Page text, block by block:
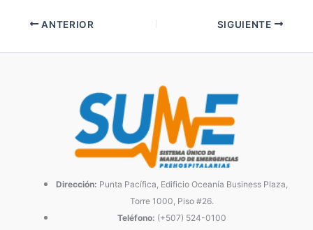
ANTERIOR SIGUIENTE
Dirección: Punta Pacífica, Edificio Oceanía Business Plaza,
Torre 1000, Piso #26.
Teléfono: (+507) 524-0100